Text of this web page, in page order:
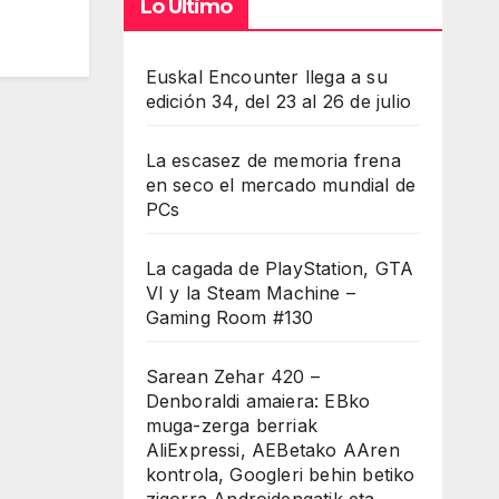
Lo Último
Euskal Encounter llega a su
edición 34, del 23 al 26 de julio
La escasez de memoria frena
en seco el mercado mundial de
PCs
La cagada de PlayStation, GTA
VI y la Steam Machine –
Gaming Room #130
Sarean Zehar 420 –
Denboraldi amaiera: EBko
muga-zerga berriak
AliExpressi, AEBetako AAren
kontrola, Googleri behin betiko